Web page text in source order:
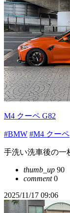
M4 クーペ G82
#BMW #M4 クーペ
手洗い洗車後の一
thumb_up 90
comment0
2025/11/17 09:06